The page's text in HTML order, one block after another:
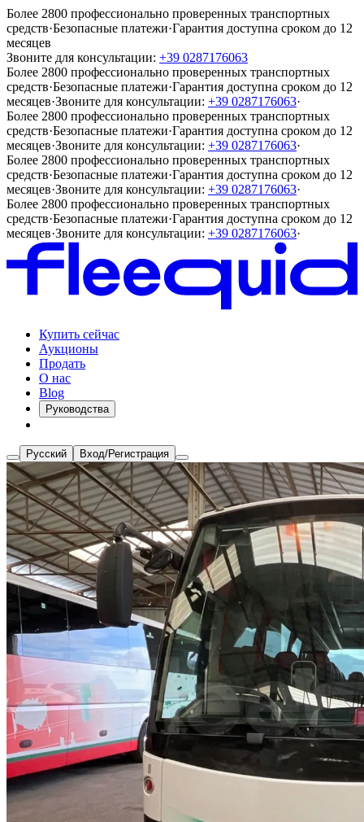
Более 2800 профессионально проверенных транспортных
средств·Безопасные платежи·Гарантия доступна сроком до 12
месяцев
Звоните для консультации: +39 0287176063
Более 2800 профессионально проверенных транспортных
средств·Безопасные платежи·Гарантия доступна сроком до 12
месяцев·Звоните для консультации: +39 0287176063·
Более 2800 профессионально проверенных транспортных
средств·Безопасные платежи·Гарантия доступна сроком до 12
месяцев·Звоните для консультации: +39 0287176063·
Более 2800 профессионально проверенных транспортных
средств·Безопасные платежи·Гарантия доступна сроком до 12
месяцев·Звоните для консультации: +39 0287176063·
Более 2800 профессионально проверенных транспортных
средств·Безопасные платежи·Гарантия доступна сроком до 12
месяцев·Звоните для консультации: +39 0287176063·
Купить сейчас
Аукционы
Продать
О нас
Blog
Руководства
Русский Вход/Регистрация